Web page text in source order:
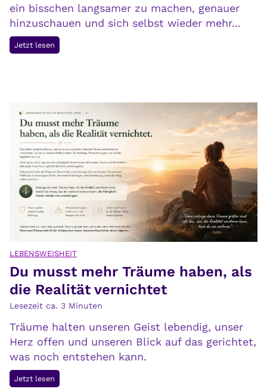
t
ein bisschen langsamer zu machen, genauer
hinzuschauen und sich selbst wieder mehr...
Jetzt lesen
m
i
n
i
n
t
o
r
a
z
D
e
i
n
e
LEBENSWEISHEIT
Du musst mehr Träume haben, als
die Realität vernichtet
Lesezeit ca. 3 Minuten
Träume halten unseren Geist lebendig, unser
Herz offen und unseren Blick auf das gerichtet,
was noch entstehen kann.
Jetzt lesen